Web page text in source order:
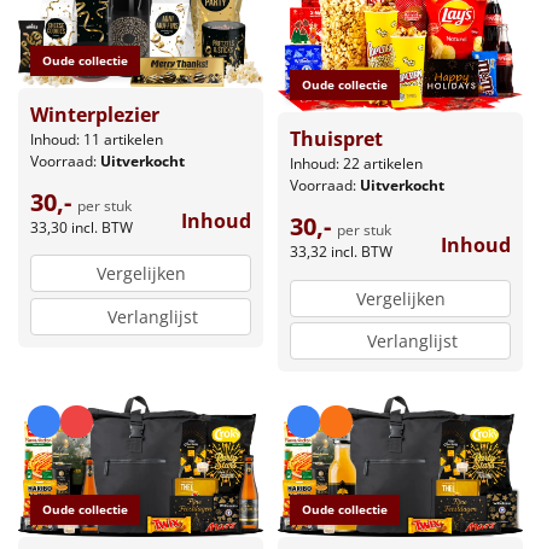
Oude collectie
Winterplezier
Inhoud: 11 artikelen
Voorraad: Uitverkocht
30,- per stuk
33,30 incl. BTW Inhoud
Vergelijken
Verlanglijst
Oude collectie
Thuispret
Inhoud: 22 artikelen
Voorraad: Uitverkocht
30,- per stuk
33,32 incl. BTW Inhoud
Vergelijken
Verlanglijst
Oude collectie Oude collectie